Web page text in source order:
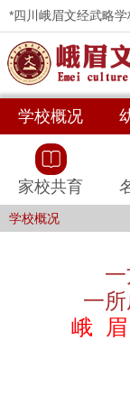
*四川峨眉文经武略
学校概况
家校共育
学校概况
一
峨